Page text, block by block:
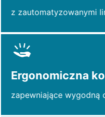
z zautomatyzowanymi
Ergonomiczna
zapewniające wygodną